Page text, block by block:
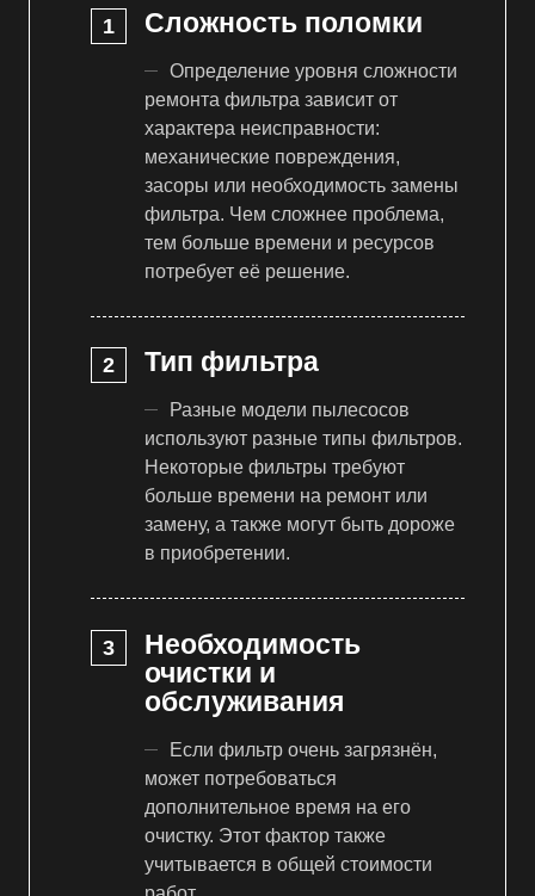
Сложность поломки
Определение уровня сложности
ремонта фильтра зависит от
характера неисправности:
механические повреждения,
засоры или необходимость замены
фильтра. Чем сложнее проблема,
тем больше времени и ресурсов
потребует её решение.
Тип фильтра
Разные модели пылесосов
используют разные типы фильтров.
Некоторые фильтры требуют
больше времени на ремонт или
замену, а также могут быть дороже
в приобретении.
Необходимость
очистки и
обслуживания
Если фильтр очень загрязнён,
может потребоваться
дополнительное время на его
очистку. Этот фактор также
учитывается в общей стоимости